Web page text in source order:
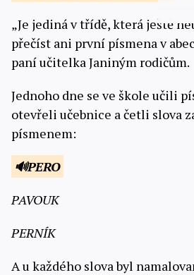
„Je jediná v třídě, která ještě
přečíst ani první písmena v
paní učitelka Janiným rodičům.
Jednoho dne se ve škole učili
otevřeli učebnice a četli slova
písmenem:
PERO
PAVOUK
PERNÍK
A u každého slova byl